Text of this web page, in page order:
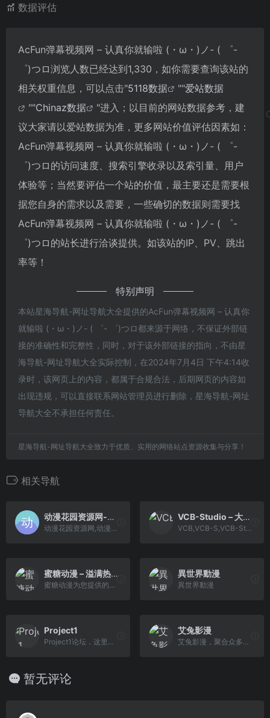
数据评估
AcFun弹幕视频网 – 认真你就输啦 (・ω・)ノ- ( ゜-
゜)つロ浏览人数已经达到1,330，如你需要查询该站的
相关权重信息，可以点击"5118数据 ""爱站数据
""Chinaz数据
"进入；以目前的网站数据参考，建
议大家请以爱站数据为准，更多网站价值评估因素如：
AcFun弹幕视频网 – 认真你就输啦 (・ω・)ノ- ( ゜-
゜)つロ的访问速度、搜索引擎收录以及索引量、用户
体验等；当然要评估一个站的价值，最主要还是需要根
据您自身的需求以及需要，一些确切的数据则需要找
AcFun弹幕视频网 – 认真你就输啦 (・ω・)ノ- ( ゜-
゜)つロ的站长进行洽谈提供。如该站的IP、PV、跳出
率等！
特别声明
本站星海导航-网址导航大全提供的AcFun弹幕视频网 – 认真你
就输啦 (・ω・)ノ- ( ゜- ゜)つロ都来源于网络，不保证外部链
接的准确性和完整性，同时，对于该外部链接的指向，不由星
海导航-网址导航大全实际控制，在2024年7月4日 下午4:14收
录时，该网页上的内容，都属于合规合法，后期网页的内容如
出现违规，可以直接联系网站管理员进行删除，星海导航-网址
导航大全不承担任何责任。
星海导航-网址导航大全致力于优质、实用的网络站点资源收集与分享！
相关导航
动漫花园资源网-动漫花园镜像站 ~ 動漫花園資源網镜像站 – 動漫愛好者的自由交流平台
动漫花园资源网,动漫花园镜像...
VCB-Studio – 大家一起实现的故事！
VCB,VCB-S,VCB-Studio,动漫,R...
蜜糖动漫 – 溢满热爱，探寻动漫世界的精彩旅程！
蜜糖动漫为您提供的不仅是一...
異世界動漫
異世界動漫
Project1
Project1论坛，这里主要有RMXP、RMVX、AGM、RMVX ACE的制作交流区，游戏素材分享区和原创游戏发布区，以及其他一些版块，适合游戏制作爱好者一起参与讨论，共同进步，交流经验，分享成果。
艾兔影漫
艾兔影漫，聚合众多站点资源
暂无评论